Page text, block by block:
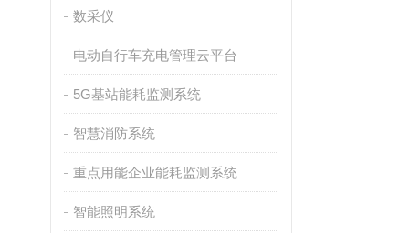
数采仪
电动自行车充电管理云平台
5G基站能耗监测系统
智慧消防系统
重点用能企业能耗监测系统
智能照明系统